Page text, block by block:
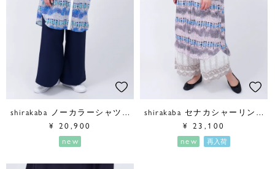
shirakaba ノーカラーシャツワンピース
¥ 20,900
new
shirakaba セナカシャーリングワンピース
¥ 23,100
new
再入荷